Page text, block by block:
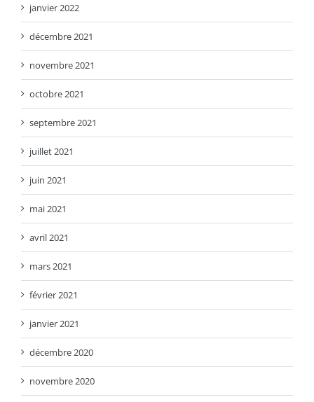
janvier 2022
décembre 2021
novembre 2021
octobre 2021
septembre 2021
juillet 2021
juin 2021
mai 2021
avril 2021
mars 2021
février 2021
janvier 2021
décembre 2020
novembre 2020